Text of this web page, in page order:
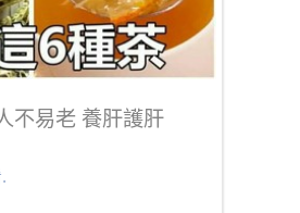
不易老 養肝護肝